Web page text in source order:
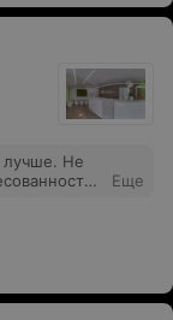
лучше. Не
на
и
Еще